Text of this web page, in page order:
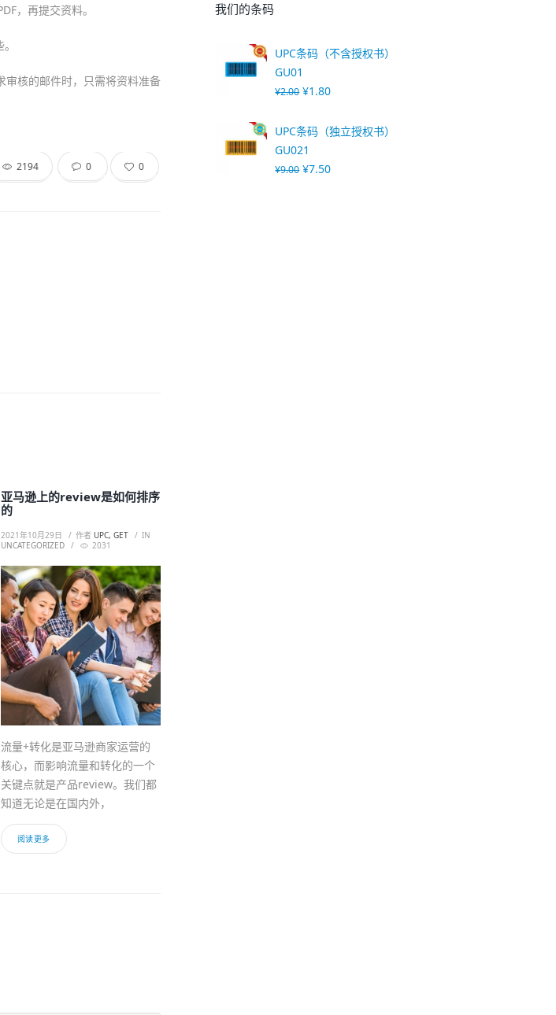
，再提交资料。
审核的邮件时，只需将资料准备
2194 0 0
亚马逊上的review是如何排序
的
2021年10月29日 作者 UPC, GET
IN
UNCATEGORIZED
2031
流量+转化是亚马逊商家运营的
核心，而影响流量和转化的一个
关键点就是产品review。我们都
知道无论是在国内外，
阅读更多
我们的条码
UPC条码（不含授权书）
GU01
¥2.00 ¥1.80
UPC条码（独立授权书）
GU021
¥9.00 ¥7.50